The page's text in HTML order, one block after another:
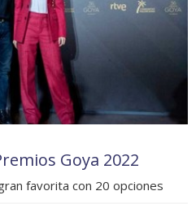
Goya 2022
favorita con 20 opciones